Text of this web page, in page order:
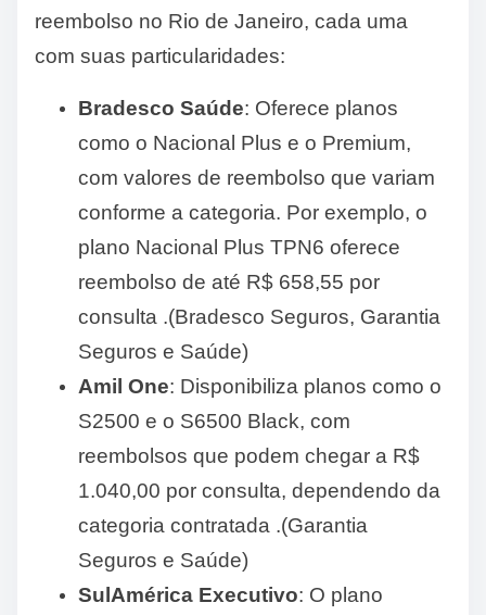
reembolso no Rio de Janeiro, cada uma
com suas particularidades:
Bradesco Saúde: Oferece planos
como o Nacional Plus e o Premium,
com valores de reembolso que variam
conforme a categoria. Por exemplo, o
plano Nacional Plus TPN6 oferece
reembolso de até R$ 658,55 por
consulta .(Bradesco Seguros, Garantia
Seguros e Saúde)
Amil One: Disponibiliza planos como o
S2500 e o S6500 Black, com
reembolsos que podem chegar a R$
1.040,00 por consulta, dependendo da
categoria contratada .(Garantia
Seguros e Saúde)
SulAmérica Executivo: O plano